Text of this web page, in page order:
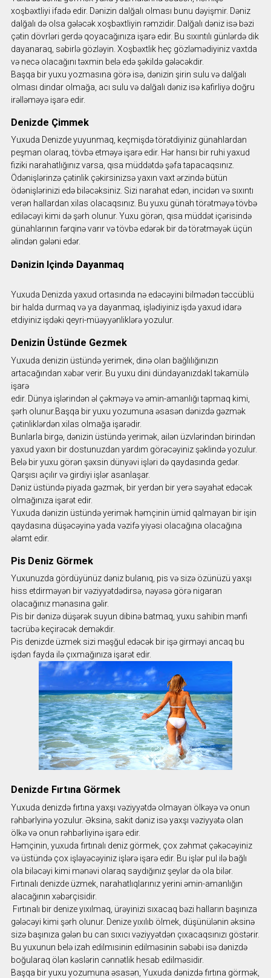
xoşbəxtliyi ifadə edir. Dənizin dalğalı olması bunu dəyişmir. Dəniz
dalğalı də olsa gələcək xoşbəxtliyin rəmzidir. Dalğalı dəniz isə bəzi
çətin dövrləri gerdə qoyacağınıza işarə edir. Bu sıxıntılı günlərdə dik
dayanaraq, səbirlə gözləyin. Xoşbəxtlik heç gözləmədiyiniz vaxtda
və necə olacağını təxmin belə edə şəkildə gələcəkdir.
Başqa bir yuxu yozmasına görə isə, dənizin şirin sulu və dalğalı
olması dindar olmağa, acı sulu və dalğalı dəniz isə kafirliyə doğru
irəlləməyə işarə edir.
Denizde Çimmek
Yuxuda Denizde yuyunmaq, keçmişdə törətdiyiniz günahlardan
peşman olaraq, tövbə etməyə işarə edir. Hər hansı bir ruhi yaxud
fiziki narahatlığınız varsa, qısa müddətdə şəfa tapacaqsınız.
Ödənişlərinzə çətinlik çəkirsinizsə yaxın vaxt ərzində bütün
ödənişlərinizi edə biləcəksiniz. Sizi narahat edən, incidən və sıxıntı
verən hallardan xilas olacaqsınız. Bu yuxu günah törətməyə tövbə
ediləcəyi kimi də şərh olunur. Yuxu görən, qısa müddət içərisində
günahlarının fərqinə varır və tövbə edərək bir də törətməyək üçün
əlindən gələni edər.
Dənizin Içində Dayanmaq
Yuxuda Denizda yaxud ortasında nə edəcəyini bilmədən təccüblü
bir halda durmaq və ya dayanmaq, işlədiyiniz işdə yaxud idarə
etdiyiniz işdəki qeyri-müəyyənliklərə yozulur.
Denizin Üstünde Gezmek
Yuxuda denizin üstündə yerimek, dinə olan bağlılığınızın
artacağından xəbər verir. Bu yuxu dini dündayanızdakl təkamülə
işarə
edir. Dünya işlərindən əl çəkməyə və əmin-amanlığı tapmaq kimi,
şərh olunur.Başqa bir yuxu yozumuna əsasən dənizdə gəzmək
çətinliklərdən xilas olmağa işarədir.
Bunlarla birgə, dənizin üstündə yerimək, ailən üzvlərindən birindən
yaxud yaxın bir dostunuzdan yardım görəcəyiniz şəklində yozulur.
Belə bir yuxu görən şəxsin dünyəvi işləri də qaydasında gedər.
Qarşısı açılır və girdiyi işlər asanlaşar.
Dəniz üstündə piyada gəzmək, bir yerdən bir yerə səyahət edəcək
olmağınıza işarət edir.
Yuxuda dənizin üstündə yerimək həmçinin ümid qalmayan bir işin
qaydasına düşəcəyinə yada vəzifə yiyəsi olacağına olacağına
əlamt edir.
Pis Deniz Görmek
Yuxunuzda gördüyünüz dəniz bulanıq, pis və sizə özünüzü yaxşı
hiss etdirməyən bir vəziyyətdədirsə, nəyəsə görə nigaran
olacağınız mənasına gəlir.
Pis bir dənizə düşərək suyun dibinə batmaq, yuxu sahibin mənfi
təcrübə keçirəcək deməkdir.
Pis denizde üzmek sizi məşğul edəcək bir işə girməyi ancaq bu
işdən fayda ilə çıxmağınıza işarət edir.
Denizde Fırtına Görmek
Yuxuda denizdə fırtına yaxşı vəziyyətdə olmayan ölkəyə və onun
rəhbərlyinə yozulur. Əksinə, sakit dəniz isə yaxşı vəziyyətə olan
ölkə və onun rəhbərliyinə işarə edir.
Həmçinin, yuxuda fırtınalı deniz görmek, çox zəhmət çəkəcəyiniz
və üstündə çox işləyəcəyiniz işlərə işarə edir. Bu işlər pul ilə bağlı
ola biləcəyi kimi mənəvi olaraq saydığınız şeylər də ola bilər.
Fırtınalı denizde üzmek, narahatlıqlarınız yerini əmin-amanlığın
alacağının xəbərçisidir.
Fırtınalı bir denize yıxılmaq, ürəyinizi sıxacaq bəzi halların başınıza
gələcəyi kimi şərh olunur. Denize yıxılıb ölmek, düşünülənin əksinə
sizə başınıza gələn bu can sıxıcı vəziyyətdən çıxacaqsınızı göstərir.
Bu yuxunun belə izah edilmısinin edilməsinin səbəbi isə dənizdə
boğularaq ölən kəslərin cənnətlik hesab edilməsidir.
Başqa bir yuxu yozumuna əsasən, Yuxuda dənizdə fırtına görmək,